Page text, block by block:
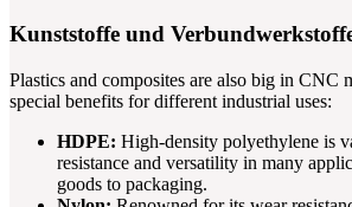
Kunststoffe und
Plastics and composites are also big in CNC
special benefits for different industrial uses:
HDPE: High-density polyethylene is
resistance and versatility in many
goods to packaging.